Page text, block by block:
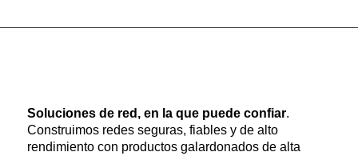
Soluciones de red, en la que puede confiar.
Construimos redes seguras, fiables y de alto
rendimiento con productos galardonados de alta